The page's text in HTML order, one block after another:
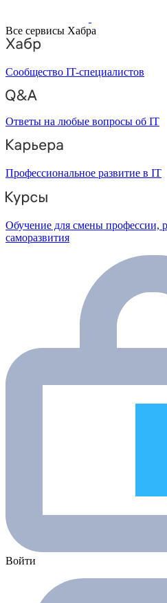
Все сервисы Хабра
Сообщество IT-специалистов
Ответы на любые вопросы об IT
Профессиональное развитие в IT
Обучение для смены профессии,
саморазвития
Войти